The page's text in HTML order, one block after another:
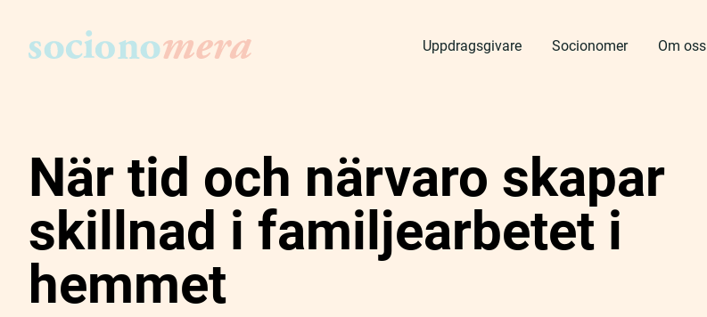
Uppdragsgivare Socionomer Om oss
När tid och närvaro skapar
skillnad i familjearbetet i
hemmet